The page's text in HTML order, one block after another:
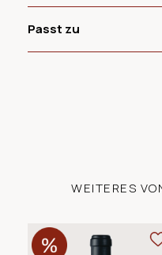
Passt zu
WEITERES